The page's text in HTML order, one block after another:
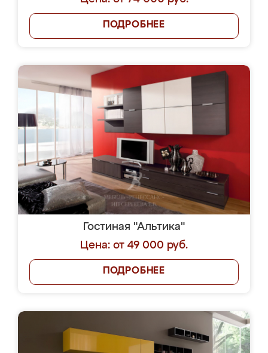
ПОДРОБНЕЕ
Гостиная "Альтика"
Цена: от 49 000 руб.
ПОДРОБНЕЕ